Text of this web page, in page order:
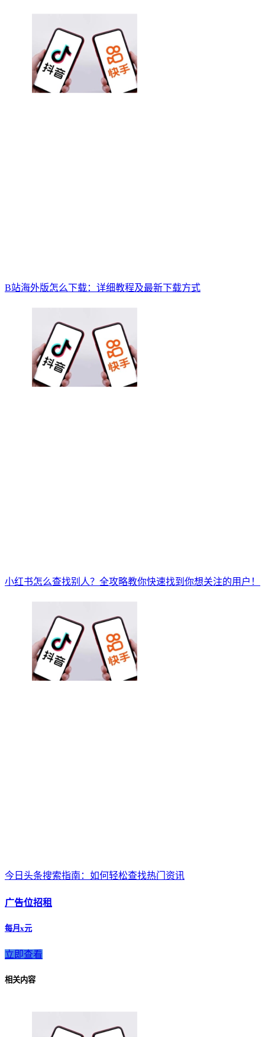
B站海外版怎么下载：详细教程及最新下载方式
小红书怎么查找别人？全攻略教你快速找到你想关注的用户！
今日头条搜索指南：如何轻松查找热门资讯
广告位招租
每月x元
立即查看
相关内容